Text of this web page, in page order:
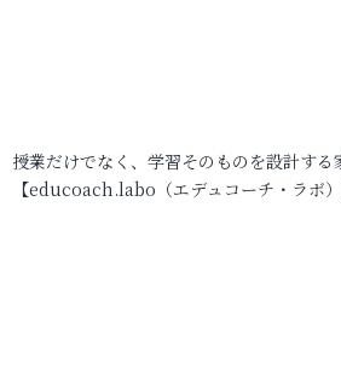
授業だけでなく、学習そのものを設計する
【educoach.labo（エデュコーチ・ラボ